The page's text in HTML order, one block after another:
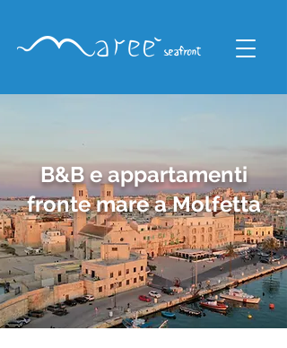
B&B e appartamenti
fronte mare a Molfetta